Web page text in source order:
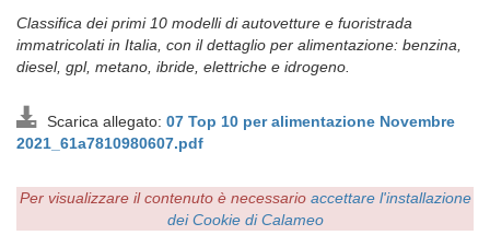
Classifica dei primi 10 modelli di autovetture e fuoristrada
immatricolati in Italia, con il dettaglio per alimentazione: benzina,
diesel, gpl, metano, ibride, elettriche e idrogeno.
Scarica allegato: 07 Top 10 per alimentazione Novembre
2021_61a7810980607.pdf
Per visualizzare il contenuto è necessario accettare l'installazione
dei Cookie di Calameo